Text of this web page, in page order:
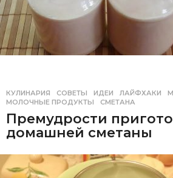
КУЛИНАРИЯ ,СОВЕТЫ ИДЕИ ,ЛАЙФХАКИ ,
МОЛОЧНЫЕ ПРОДУКТЫ
,СМЕТАНА
Премудрости
домашней сметаны